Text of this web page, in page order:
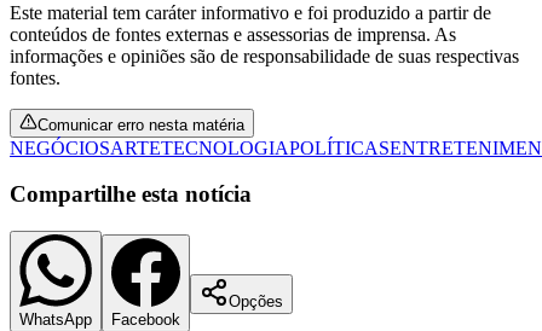
Este material tem caráter informativo e foi produzido a partir de
conteúdos de fontes externas e assessorias de imprensa. As
informações e opiniões são de responsabilidade de suas respectivas
fontes.
Comunicar erro nesta matéria
NEGÓCIOSARTETECNOLOGIAPOLÍTICAS
Compartilhe esta notícia
WhatsApp Facebook
Opções